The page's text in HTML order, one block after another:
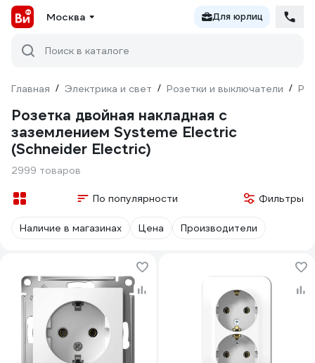
Москва Для юрлиц
Поиск в каталоге
Главная / Электрика и свет / Розетки и выключатели /
Розетка двойная накладная с
заземлением Systeme Electric
(Schneider Electric)
2999 товаров
По популярности Фильтры
Наличие в магазинах Цена Производители